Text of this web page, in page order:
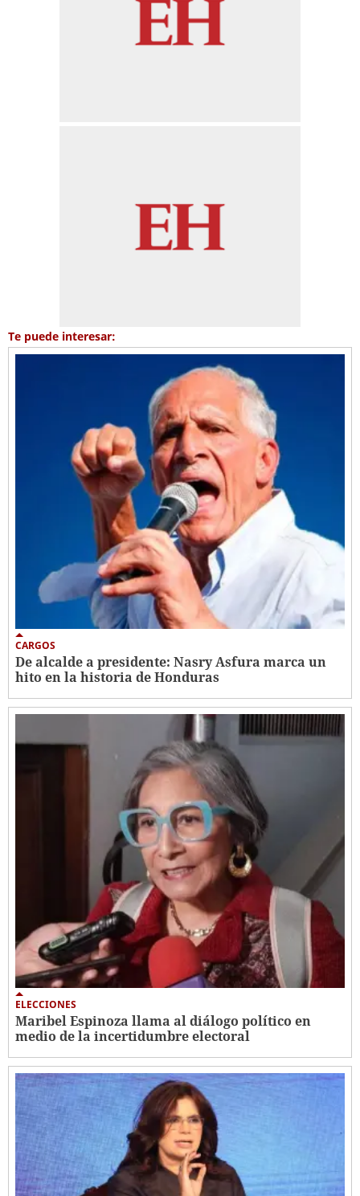
Te puede interesar:
CARGOS
De alcalde a presidente: Nasry Asfura marca un
hito en la historia de Honduras
ELECCIONES
Maribel Espinoza llama al diálogo político en
medio de la incertidumbre electoral